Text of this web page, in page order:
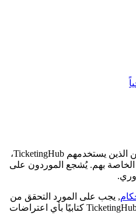
قائمة بمزودي الخدمات الخارجيين الذين يستخدمهم TicketingHub،
بهم. يُشجع الموردون على
, يجب على المورد التحقق من
هذه الصفحة بشكل دوري وإبلاغ TicketingHub كتابيًا بأي اعتراضات